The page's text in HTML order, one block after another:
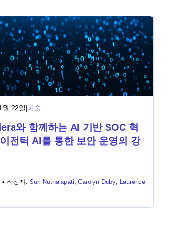
월 22일|기술
와 함께하는 AI 기반 SOC 혁
전틱 AI를 통한 보안 운영의 강
• 작성자: Suri Nuthalapati, Carolyn Duby, Laurence